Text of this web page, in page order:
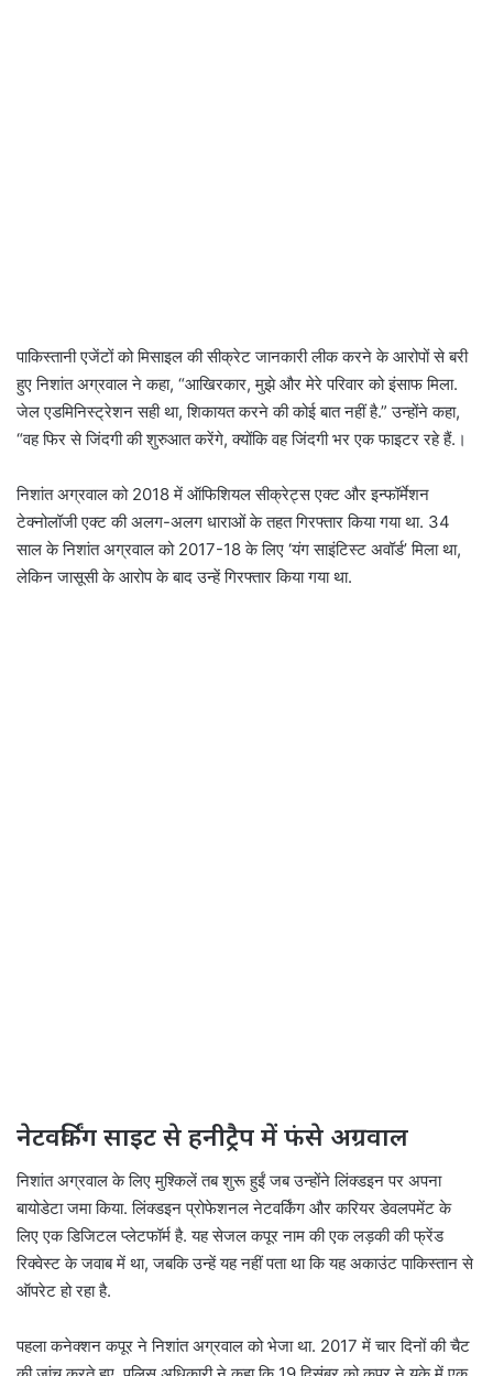
पाकिस्तानी एजेंटों को मिसाइल की सीक्रेट जानकारी लीक करने के आरोपों से बरी
हुए निशांत अग्रवाल ने कहा, “आखिरकार, मुझे और मेरे परिवार को इंसाफ मिला.
जेल एडमिनिस्ट्रेशन सही था, शिकायत करने की कोई बात नहीं है.” उन्होंने कहा,
“वह फिर से जिंदगी की शुरुआत करेंगे, क्योंकि वह जिंदगी भर एक फाइटर रहे हैं.।
निशांत अग्रवाल को 2018 में ऑफिशियल सीक्रेट्स एक्ट और इन्फॉर्मेशन
टेक्नोलॉजी एक्ट की अलग-अलग धाराओं के तहत गिरफ्तार किया गया था. 34
साल के निशांत अग्रवाल को 2017-18 के लिए ‘यंग साइंटिस्ट अवॉर्ड’ मिला था,
लेकिन जासूसी के आरोप के बाद उन्हें गिरफ्तार किया गया था.
नेटवर्किंग साइट से हनीट्रैप में फंसे अग्रवाल
निशांत अग्रवाल के लिए मुश्किलें तब शुरू हुईं जब उन्होंने लिंक्डइन पर अपना
बायोडेटा जमा किया. लिंक्डइन प्रोफेशनल नेटवर्किंग और करियर डेवलपमेंट के
लिए एक डिजिटल प्लेटफॉर्म है. यह सेजल कपूर नाम की एक लड़की की फ्रेंड
रिक्वेस्ट के जवाब में था, जबकि उन्हें यह नहीं पता था कि यह अकाउंट पाकिस्तान से
ऑपरेट हो रहा है.
पहला कनेक्शन कपूर ने निशांत अग्रवाल को भेजा था. 2017 में चार दिनों की चैट